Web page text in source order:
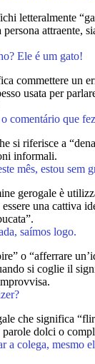
letteralmente
attraente,
Ele é um gato!
commettere un
usata per
comentário que
si riferisce a
informali.
mês, estou sem
gerogale è
una cattiva
saímos logo.
o “afferrare
si coglie il
che significa
parole dolci o
a colega, mesmo